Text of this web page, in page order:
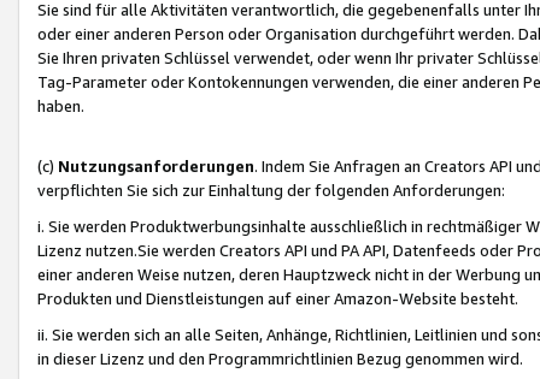
Sie sind für alle Aktivitäten verantwortlich, die gegebenenfalls unter
oder einer anderen Person oder Organisation durchgeführt werden.
Sie Ihren privaten Schlüssel verwendet, oder wenn Ihr privater
Tag-Parameter oder Kontokennungen verwenden, die einer anderen
haben.
(c) Nutzungsanforderungen. Indem Sie Anfragen an Creators API
verpflichten Sie sich zur Einhaltung der folgenden Anforderungen:
i. Sie werden Produktwerbungsinhalte ausschließlich in rechtmäßiger
Lizenz nutzen.Sie werden Creators API und PA API, Datenfeeds oder
einer anderen Weise nutzen, deren Hauptzweck nicht in der Werbung
Produkten und Dienstleistungen auf einer Amazon-Website besteht.
ii. Sie werden sich an alle Seiten, Anhänge, Richtlinien, Leitlinien und
in dieser Lizenz und den Programmrichtlinien Bezug genommen wird.